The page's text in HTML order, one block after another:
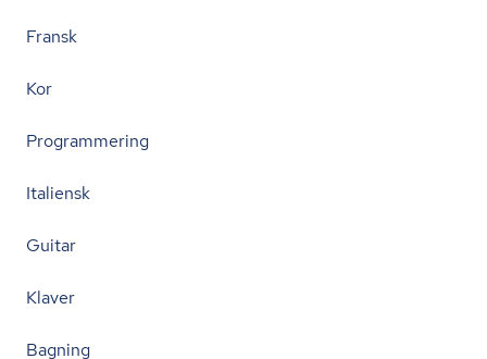
Fransk
Kor
Programmering
Italiensk
Guitar
Klaver
Bagning